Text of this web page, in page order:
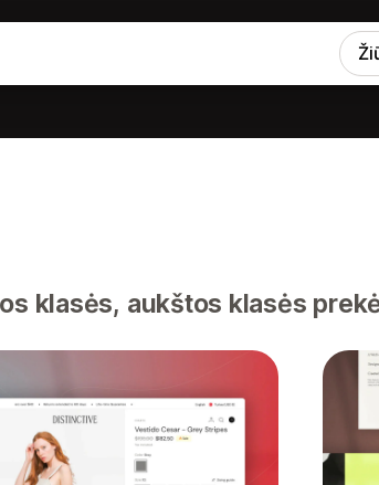
klasės, aukštos klasės